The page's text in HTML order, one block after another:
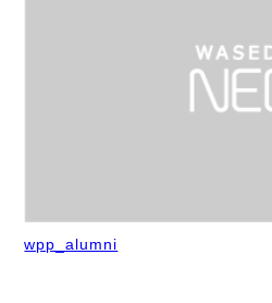
wpp_alumni